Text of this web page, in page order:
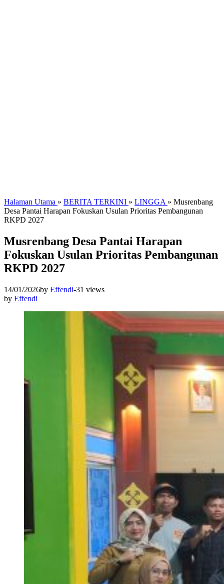
Halaman Utama » BERITA TERKINI » LINGGA » Musrenbang
Desa Pantai Harapan Fokuskan Usulan Prioritas Pembangunan
RKPD 2027
Musrenbang Desa Pantai Harapan
Fokuskan Usulan Prioritas Pembangunan
RKPD 2027
14/01/2026by Effendi-31 views
by Effendi